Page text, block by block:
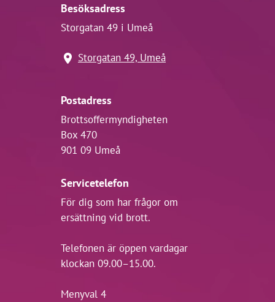
Besöksadress
Storgatan 49 i Umeå
Storgatan 49, Umeå
Postadress
Brottsoffermyndigheten
Box 470
901 09 Umeå
Servicetelefon
För dig som har frågor om
ersättning vid brott.
Telefonen är öppen vardagar
klockan 09.00–15.00.
Menyval 4